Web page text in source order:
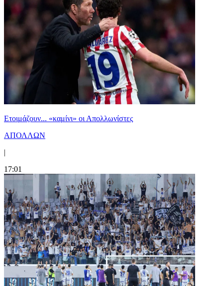
Ετοιμάζουν... «καμίνι» οι Απολλωνίστες
ΑΠΟΛΛΩΝ
|
17:01